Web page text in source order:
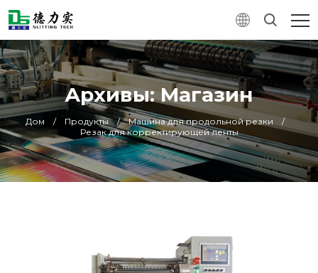
Архивы: Магазин
Дом / Продукты / Машина для продольной резки
/
Резак для корректирующей ленты